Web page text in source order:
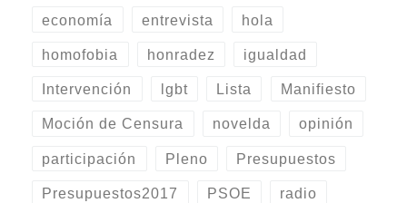
economía entrevista hola
homofobia honradez igualdad
Intervención lgbt Lista Manifiesto
Moción de Censura novelda opinión
participación Pleno Presupuestos
Presupuestos2017 PSOE radio